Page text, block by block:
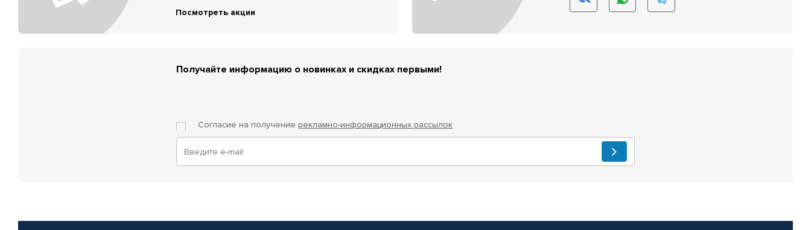
Посмотреть акции
Получайте информацию о новинках и скидках первыми!
Согласие на получение рекламно-информационных рассылок